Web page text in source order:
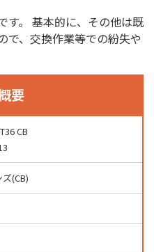
す。 基本的に、その他は既
で、交換作業等での紛失や
要
CB
(CB)